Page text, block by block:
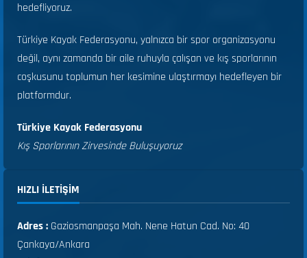
hedefliyoruz.
Türkiye Kayak Federasyonu, yalnızca bir spor organizasyonu
değil, aynı zamanda bir aile ruhuyla çalışan ve kış sporlarının
coşkusunu toplumun her kesimine ulaştırmayı hedefleyen bir
platformdur.
Türkiye Kayak Federasyonu
Kış Sporlarının Zirvesinde Buluşuyoruz
HIZLI ILETIŞIM
Adres : Gaziosmanpaşa Mah. Nene Hatun Cad. No: 40
Çankaya/Ankara